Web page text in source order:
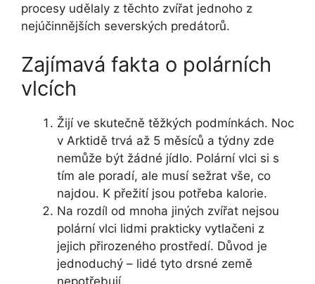
procesy udělaly z těchto zvířat jednoho z
nejúčinnějších severských predátorů.
Zajímavá fakta o polárních
vlcích
Žijí ve skutečně těžkých podmínkách. Noc
v Arktidě trvá až 5 měsíců a týdny zde
nemůže být žádné jídlo. Polární vlci si s
tím ale poradí, ale musí sežrat vše, co
najdou. K přežití jsou potřeba kalorie.
Na rozdíl od mnoha jiných zvířat nejsou
polární vlci lidmi prakticky vytlačeni z
jejich přirozeného prostředí. Důvod je
jednoduchý – lidé tyto drsné země